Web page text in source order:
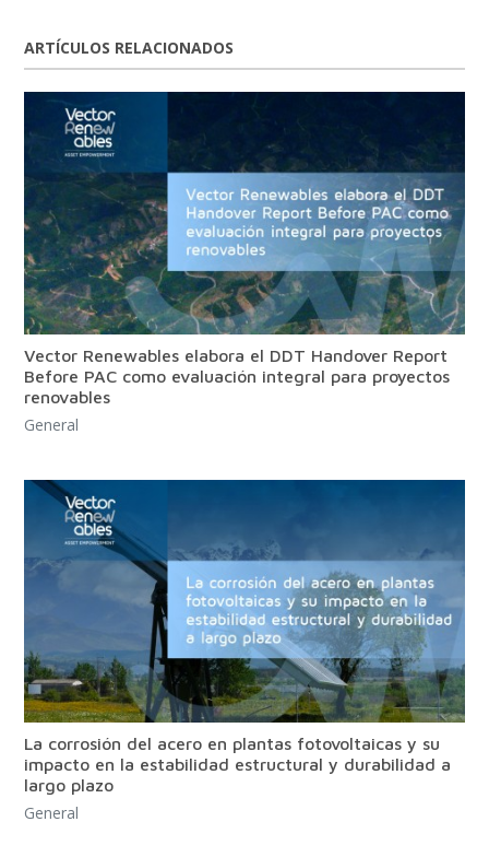
ARTÍCULOS RELACIONADOS
Vector Renewables elabora el DDT Handover Report
Before PAC como evaluación integral para proyectos
renovables
General
La corrosión del acero en plantas fotovoltaicas y su
impacto en la estabilidad estructural y durabilidad a
largo plazo
General